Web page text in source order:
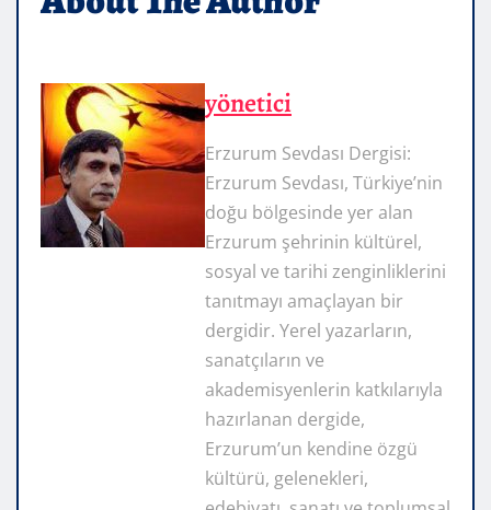
yönetici
Erzurum Sevdası Dergisi:
Erzurum Sevdası, Türkiye’nin
doğu bölgesinde yer alan
Erzurum şehrinin kültürel,
sosyal ve tarihi zenginliklerini
tanıtmayı amaçlayan bir
dergidir. Yerel yazarların,
sanatçıların ve
akademisyenlerin katkılarıyla
hazırlanan dergide,
Erzurum’un kendine özgü
kültürü, gelenekleri,